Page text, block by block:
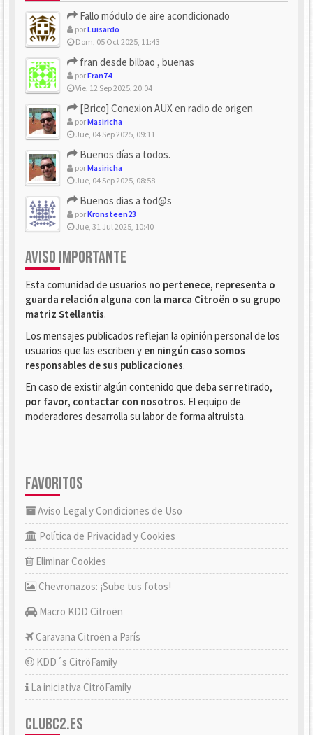
Fallo módulo de aire acondicionado
porLuisardo
Dom, 05 Oct 2025, 11:43
fran desde bilbao , buenas
porFran74
Vie, 12 Sep 2025, 20:04
[Brico] Conexion AUX en radio de origen
porMasiricha
Jue, 04 Sep 2025, 09:11
Buenos días a todos.
porMasiricha
Jue, 04 Sep 2025, 08:58
Buenos dias a tod@s
porKronsteen23
Jue, 31 Jul 2025, 10:40
AVISO IMPORTANTE
Esta comunidad de usuarios no pertenece, representa o
guarda relación alguna con la marca Citroën o su grupo
matriz Stellantis.
Los mensajes publicados reflejan la opinión personal de los
usuarios que las escriben y en ningún caso somos
responsables de sus publicaciones.
En caso de existir algún contenido que deba ser retirado,
por favor, contactar con nosotros. El equipo de
moderadores desarrolla su labor de forma altruista.
FAVORITOS
Aviso Legal y Condiciones de Uso
Política de Privacidad y Cookies
Eliminar Cookies
Chevronazos: ¡Sube tus fotos!
Macro KDD Citroën
Caravana Citroën a París
KDD´s CitröFamily
La iniciativa CitröFamily
CLUBC2.ES